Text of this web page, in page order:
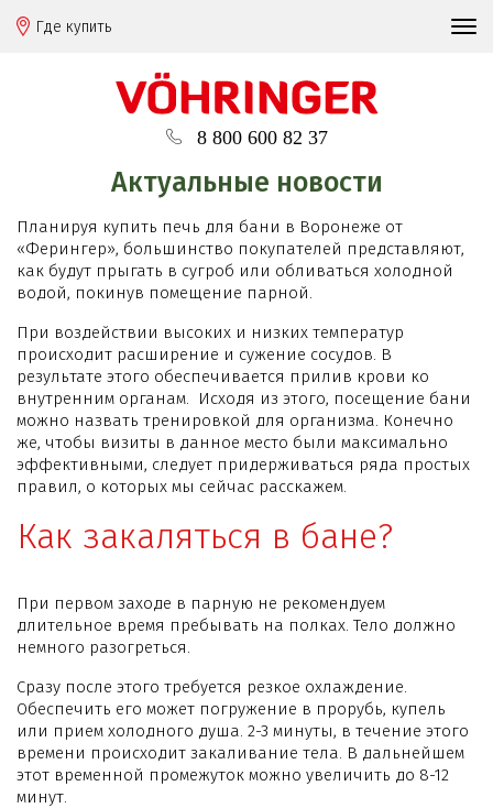
Где купить
8 800 600 82 37
Актуальные новости
Планируя купить печь для бани в Воронеже от
«Ферингер», большинство покупателей представляют,
как будут прыгать в сугроб или обливаться холодной
водой, покинув помещение парной.
При воздействии высоких и низких температур
происходит расширение и сужение сосудов. В
результате этого обеспечивается прилив крови ко
внутренним органам. Исходя из этого, посещение бани
можно назвать тренировкой для организма. Конечно
же, чтобы визиты в данное место были максимально
эффективными, следует придерживаться ряда простых
правил, о которых мы сейчас расскажем.
Как закаляться в бане?
При первом заходе в парную не рекомендуем
длительное время пребывать на полках. Тело должно
немного разогреться.
Сразу после этого требуется резкое охлаждение.
Обеспечить его может погружение в прорубь, купель
или прием холодного душа. 2-3 минуты, в течение этого
времени происходит закаливание тела. В дальнейшем
этот временной промежуток можно увеличить до 8-12
минут.